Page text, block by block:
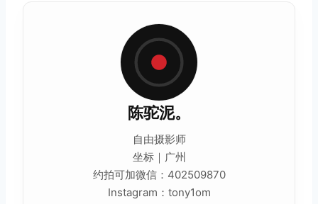
陈驼泥。
自由摄影师
坐标｜广州
约拍可加微信：402509870
Instagram：tony1om